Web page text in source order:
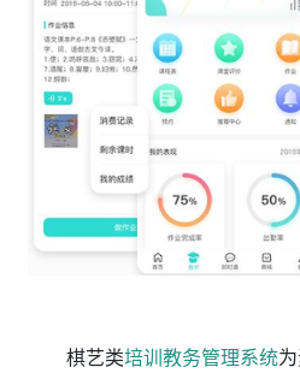
棋艺类培训教务管理系统